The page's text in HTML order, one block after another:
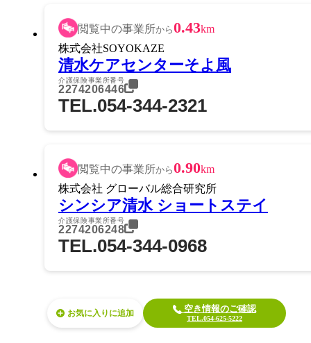
閲覧中の事業所から0.43km
株式会社SOYOKAZE
清水ケアセンターそよ風
介護保険事業所番号
2274206446
TEL.054-344-2321
閲覧中の事業所から0.90km
株式会社 グローバル総合研究所
シンシア清水 ショートステイ
介護保険事業所番号
2274206248
TEL.054-344-0968
お気に入り 空き情報のご確認
TEL.054-625-5222